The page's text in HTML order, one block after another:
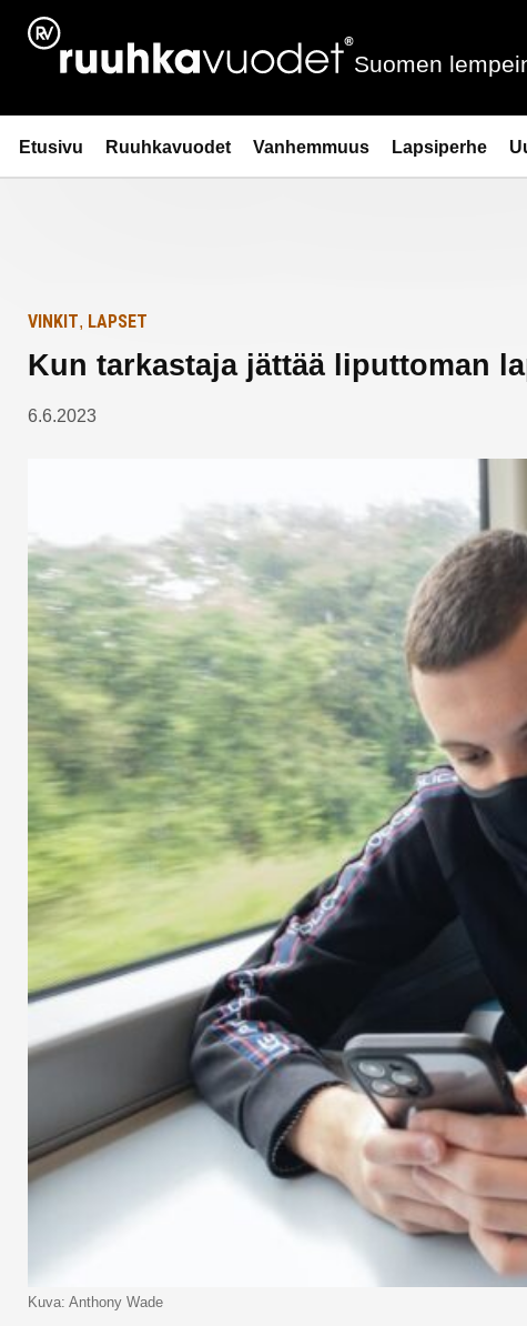
Siirry
sisältöön
Ruuhkavuodet.fi
Suomen
Etusivu Ruuhkavuodet Vanhemmuus Lapsiperhe
Etusivulle
VINKIT, LAPSET
Kun tarkastaja jättää liputtoman
6.6.2023
Kuva: Anthony Wade